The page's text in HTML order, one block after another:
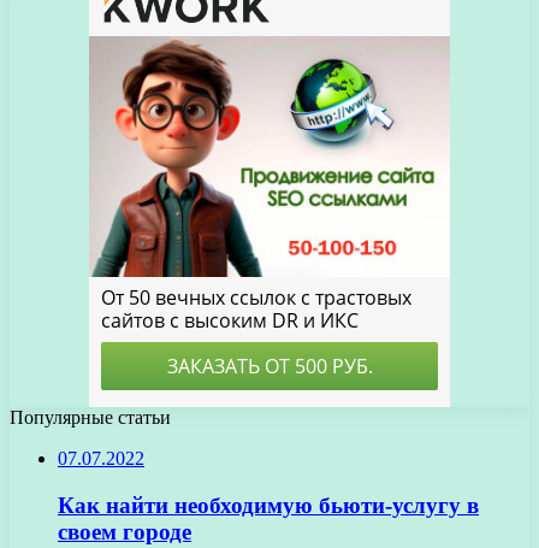
Популярные статьи
07.07.2022
Как найти необходимую бьюти-услугу в
своем городе